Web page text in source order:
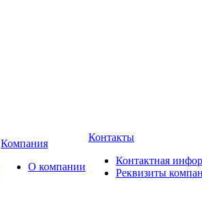
Компания
О компании
Контакты
Контактная
Реквизиты